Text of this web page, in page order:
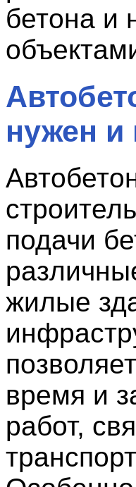
бетона и
нужен и
подачи
жилые
время и
работ,